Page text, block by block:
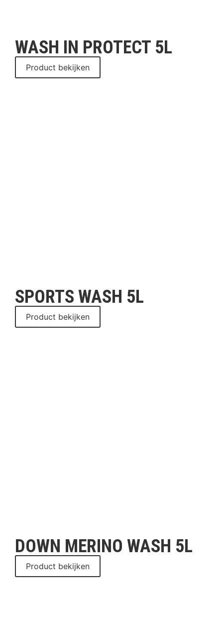
WASH IN PROTECT 5L
Product bekijken
SPORTS WASH 5L
Product bekijken
DOWN MERINO WASH 5L
Product bekijken